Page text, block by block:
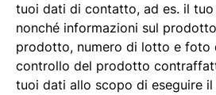
tuoi dati di contatto, ad es. il
nonché informazioni sul
prodotto, numero di lotto e foto
controllo del prodotto
tuoi dati allo scopo di eseguire